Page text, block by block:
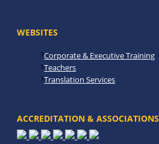
WEBSITES
Corporate & Executive Training
Teachers
Translation Services
ACCREDITATION & ASSOCIATIONS